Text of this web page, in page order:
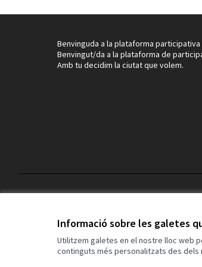
Informació sobre les galetes
Utilitzem galetes en el nostre lloc web
continguts més personalitzats des dels
Benvinguda a la plataforma participativa
Benvingut/da a la plataforma de
Amb tu decidim la ciutat que volem.
(Enllaç extern)